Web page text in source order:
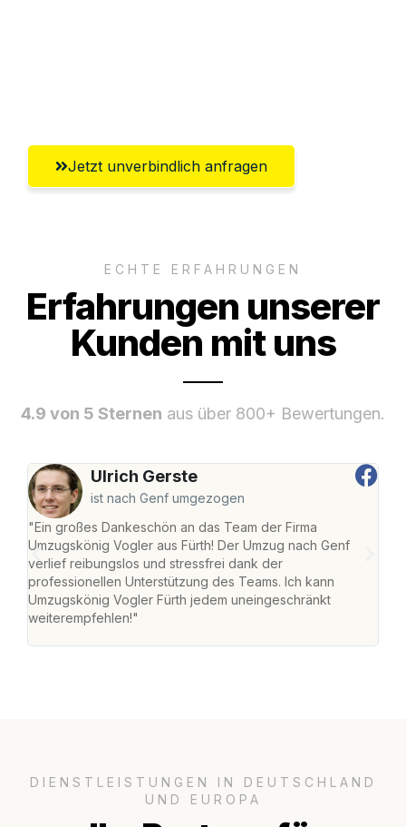
Jetzt unverbindlich anfragen
ECHTE ERFAHRUNGEN
Erfahrungen unserer
Kunden mit uns
4.9 von 5 Sternen aus über 800+ Bewertungen.
Ulrich Gerste
ist nach Genf umgezogen
"Ein großes Dankeschön an das Team der Firma
Umzugskönig Vogler aus Fürth! Der Umzug nach Genf
verlief reibungslos und stressfrei dank der
professionellen Unterstützung des Teams. Ich kann
Umzugskönig Vogler Fürth jedem uneingeschränkt
weiterempfehlen!"
DIENSTLEISTUNGEN IN DEUTSCHLAND
UND EUROPA